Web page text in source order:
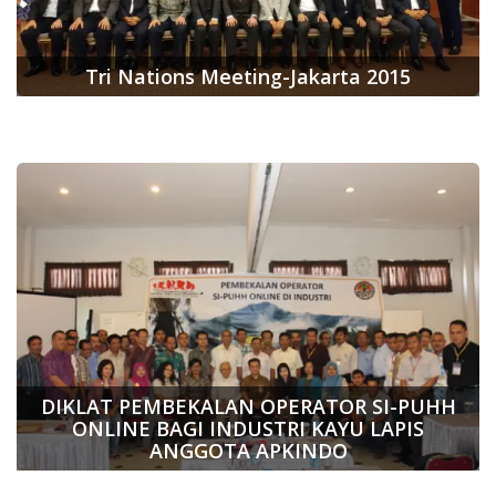
Tri Nations Meeting-Jakarta 2015
DIKLAT PEMBEKALAN OPERATOR SI-PUHH
ONLINE BAGI INDUSTRI KAYU LAPIS
ANGGOTA APKINDO